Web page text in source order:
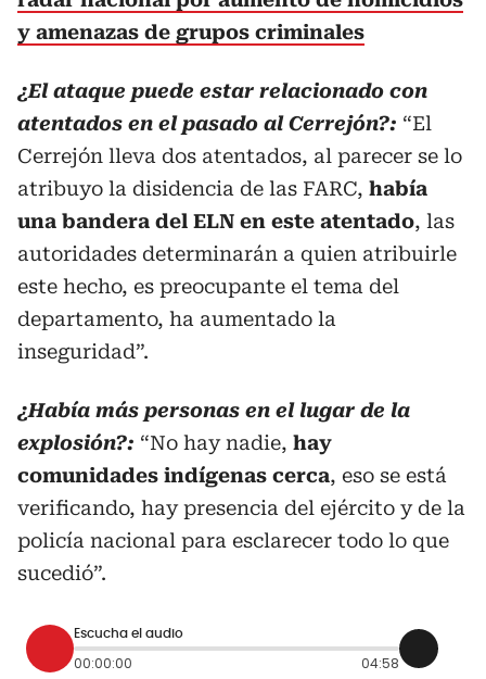
y amenazas de grupos criminales
¿El ataque puede estar relacionado con
atentados en el pasado al Cerrejón?: “El
Cerrejón lleva dos atentados, al parecer se lo
atribuyo la disidencia de las FARC, había
una bandera del ELN en este atentado, las
autoridades determinarán a quien atribuirle
este hecho, es preocupante el tema del
departamento, ha aumentado la
inseguridad”.
¿Había más personas en el lugar de la
explosión?: “No hay nadie, hay
comunidades indígenas cerca, eso se está
verificando, hay presencia del ejército y de la
policía nacional para esclarecer todo lo que
sucedió”.
Escucha el audio
00:00:00 04:58